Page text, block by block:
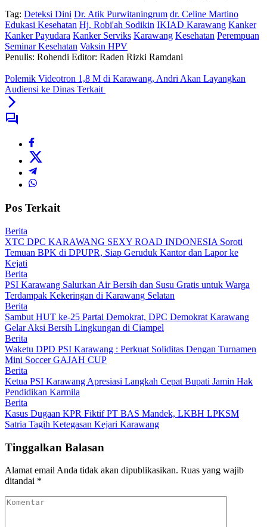
Tag: Deteksi Dini Dr. Atik Purwitaningrum dr. Celine Martino
Edukasi Kesehatan Hj. Robi'ah Sodikin IKIAD Karawang Kanker
Kanker Payudara Kanker Serviks Karawang Kesehatan Perempuan
Seminar Kesehatan Vaksin HPV
Penulis: Rohendi Editor: Raden Rizki Ramdani
Polemik Videotron 1,8 M di Karawang, Andri Akan Layangkan
Audiensi ke Dinas Terkait
Pos Terkait
Berita
XTC DPC KARAWANG SEXY ROAD INDONESIA Soroti
Temuan BPK di DPUPR, Siap Geruduk Kantor dan Lapor ke
Kejati
Berita
PSI Karawang Salurkan Air Bersih dan Susu Gratis untuk Warga
Terdampak Kekeringan di Karawang Selatan
Berita
Sambut HUT ke-25 Partai Demokrat, DPC Demokrat Karawang
Gelar Aksi Bersih Lingkungan di Ciampel
Berita
Waketu DPD PSI Karawang : Perkuat Soliditas Dengan Turnamen
Mini Soccer GAJAH CUP
Berita
Ketua PSI Karawang Apresiasi Langkah Cepat Bupati Jamin Hak
Pendidikan Karmila
Berita
Kasus Dugaan KPR Fiktif PT BAS Mandek, LKBH LPKSM
Satria Tagih Ketegasan Kejari Karawang
Tinggalkan Balasan
Alamat email Anda tidak akan dipublikasikan. Ruas yang wajib
ditandai *